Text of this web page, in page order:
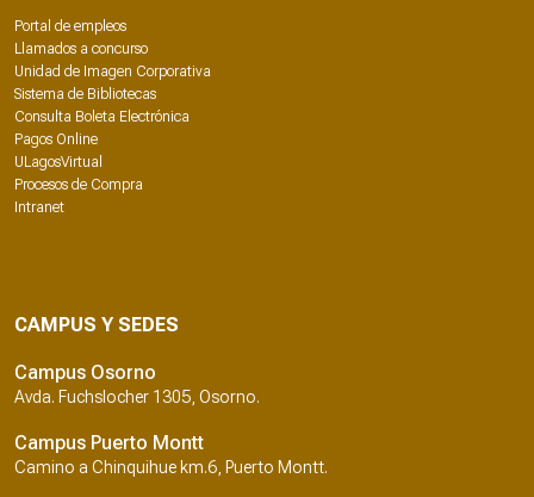
Portal de empleos
Llamados a concurso
Unidad de Imagen Corporativa
Sistema de Bibliotecas
Consulta Boleta Electrónica
Pagos Online
ULagosVirtual
Procesos de Compra
Intranet
CAMPUS Y SEDES
Campus Osorno
Avda. Fuchslocher 1305, Osorno.
Campus Puerto Montt
Camino a Chinquihue km.6, Puerto Montt.